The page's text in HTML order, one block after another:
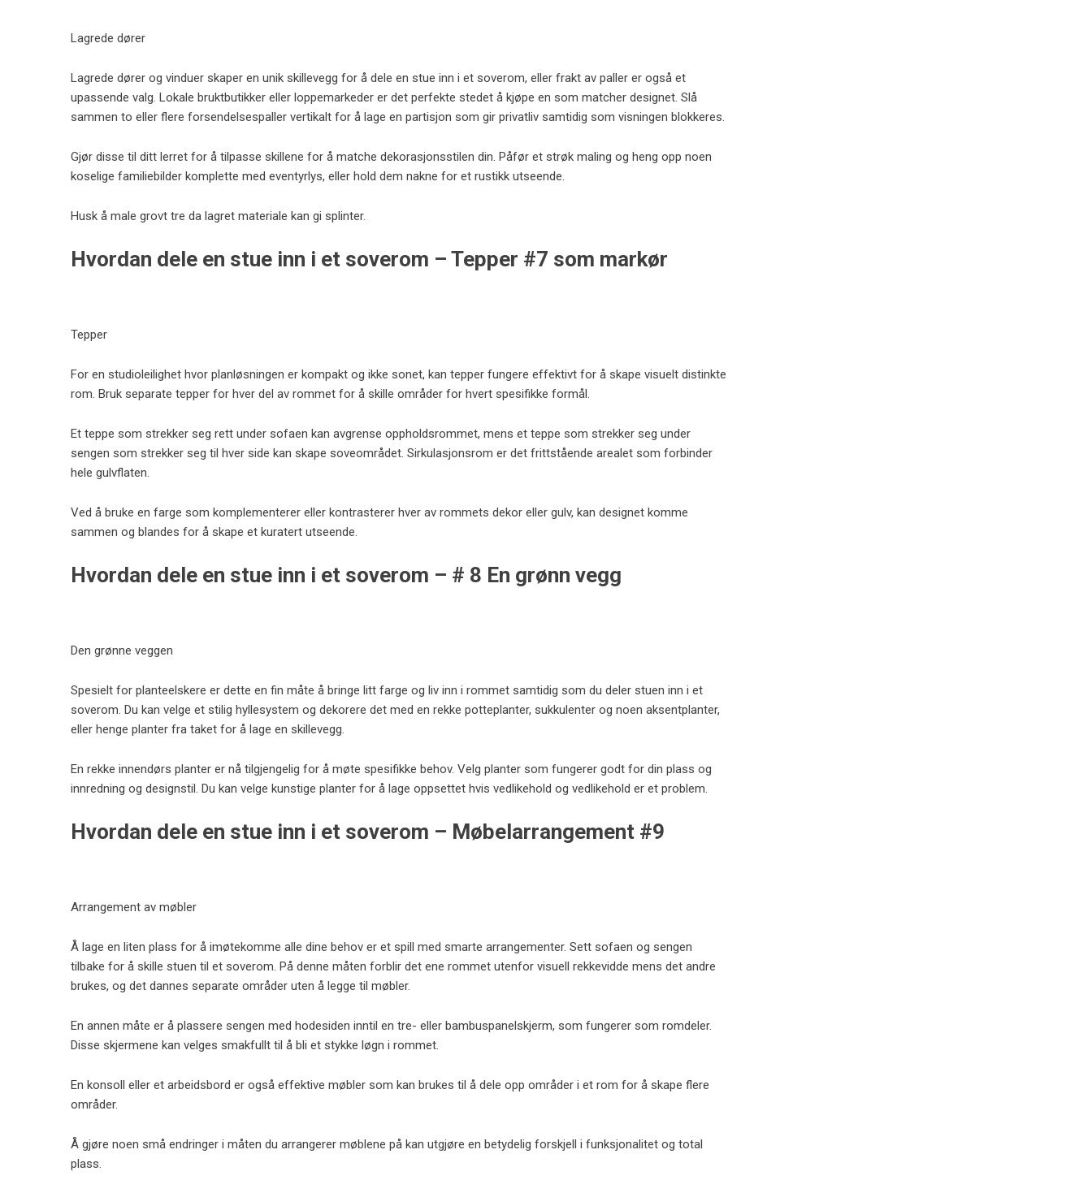
Lagrede dører
Lagrede dører og vinduer skaper en unik skillevegg for å dele en stue inn i et soverom, eller frakt av paller er også et
upassende valg. Lokale bruktbutikker eller loppemarkeder er det perfekte stedet å kjøpe en som matcher designet. Slå
sammen to eller flere forsendelsespaller vertikalt for å lage en partisjon som gir privatliv samtidig som visningen blokkeres.
Gjør disse til ditt lerret for å tilpasse skillene for å matche dekorasjonsstilen din. Påfør et strøk maling og heng opp noen
koselige familiebilder komplette med eventyrlys, eller hold dem nakne for et rustikk utseende.
Husk å male grovt tre da lagret materiale kan gi splinter.
Hvordan dele en stue inn i et soverom – Tepper #7 som markør
Tepper
For en studioleilighet hvor planløsningen er kompakt og ikke sonet, kan tepper fungere effektivt for å skape visuelt distinkte
rom. Bruk separate tepper for hver del av rommet for å skille områder for hvert spesifikke formål.
Et teppe som strekker seg rett under sofaen kan avgrense oppholdsrommet, mens et teppe som strekker seg under
sengen som strekker seg til hver side kan skape soveområdet. Sirkulasjonsrom er det frittstående arealet som forbinder
hele gulvflaten.
Ved å bruke en farge som komplementerer eller kontrasterer hver av rommets dekor eller gulv, kan designet komme
sammen og blandes for å skape et kuratert utseende.
Hvordan dele en stue inn i et soverom – # 8 En grønn vegg
Den grønne veggen
Spesielt for planteelskere er dette en fin måte å bringe litt farge og liv inn i rommet samtidig som du deler stuen inn i et
soverom. Du kan velge et stilig hyllesystem og dekorere det med en rekke potteplanter, sukkulenter og noen aksentplanter,
eller henge planter fra taket for å lage en skillevegg.
En rekke innendørs planter er nå tilgjengelig for å møte spesifikke behov. Velg planter som fungerer godt for din plass og
innredning og designstil. Du kan velge kunstige planter for å lage oppsettet hvis vedlikehold og vedlikehold er et problem.
Hvordan dele en stue inn i et soverom – Møbelarrangement #9
Arrangement av møbler
Å lage en liten plass for å imøtekomme alle dine behov er et spill med smarte arrangementer. Sett sofaen og sengen
tilbake for å skille stuen til et soverom. På denne måten forblir det ene rommet utenfor visuell rekkevidde mens det andre
brukes, og det dannes separate områder uten å legge til møbler.
En annen måte er å plassere sengen med hodesiden inntil en tre- eller bambuspanelskjerm, som fungerer som romdeler.
Disse skjermene kan velges smakfullt til å bli et stykke løgn i rommet.
En konsoll eller et arbeidsbord er også effektive møbler som kan brukes til å dele opp områder i et rom for å skape flere
områder.
Å gjøre noen små endringer i måten du arrangerer møblene på kan utgjøre en betydelig forskjell i funksjonalitet og total
plass.